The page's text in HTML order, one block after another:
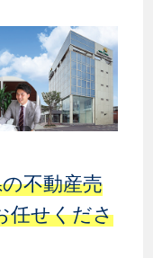
不動産売
任せくださ